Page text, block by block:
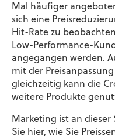
Mal häufiger
sich eine
Hit-Rate zu
Low-Performance-
angegangen werden.
mit der
gleichzeitig kann die
weitere Produkte
Marketing ist an dieser
Sie hier, wie Sie